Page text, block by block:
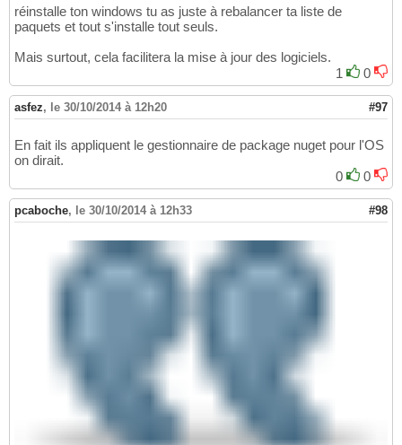
réinstalle ton windows tu as juste à rebalancer ta liste de
paquets et tout s'installe tout seuls.
Mais surtout, cela facilitera la mise à jour des logiciels.
1
0
asfez, le 30/10/2014 à 12h20 #97
En fait ils appliquent le gestionnaire de package nuget pour l'OS
on dirait.
0
0
pcaboche, le 30/10/2014 à 12h33 #98